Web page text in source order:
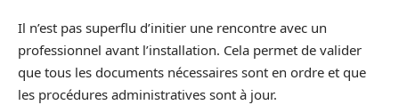
Il n’est pas superflu d’initier une rencontre avec un
professionnel avant l’installation. Cela permet de valider
que tous les documents nécessaires sont en ordre et que
les procédures administratives sont à jour.